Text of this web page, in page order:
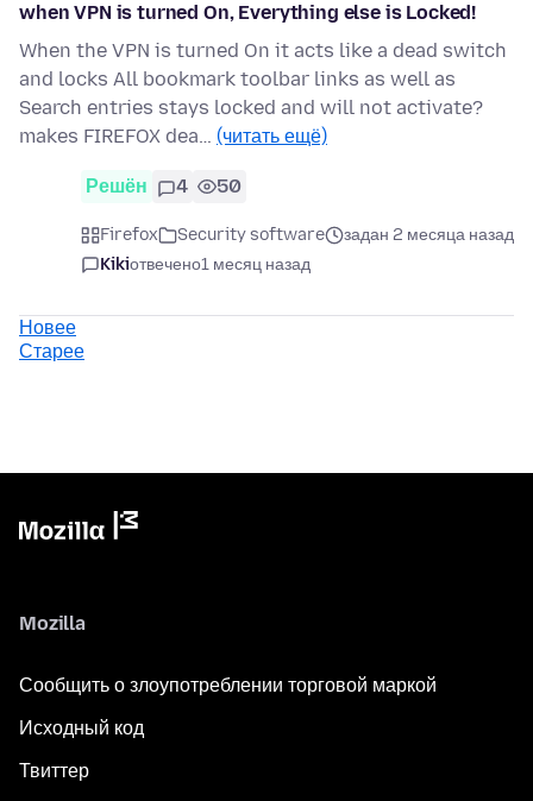
when VPN is turned On, Everything else is Locked!
When the VPN is turned On it acts like a dead switch
and locks All bookmark toolbar links as well as
Search entries stays locked and will not activate?
makes FIREFOX dea… (читать ещё)
Решён 4 50
Firefox Security software
задан 2 месяца назад
Kikiотвечено1 месяц назад
Новее
Старее
Mozilla
Сообщить о злоупотреблении торговой маркой
Исходный код
Твиттер